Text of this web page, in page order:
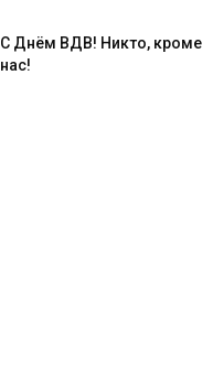
С Днём ВДВ! Никто, кроме
нас!